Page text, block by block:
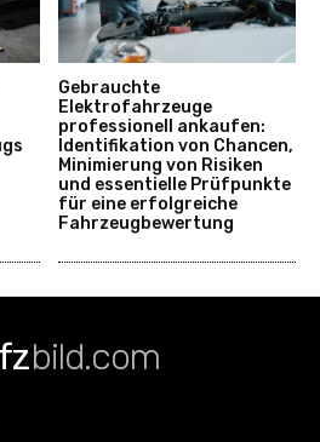
Gebrauchte
Elektrofahrzeuge
professionell ankaufen:
Identifikation von Chancen,
Minimierung von Risiken
und essentielle Prüfpunkte
für eine erfolgreiche
Fahrzeugbewertung
bild.com